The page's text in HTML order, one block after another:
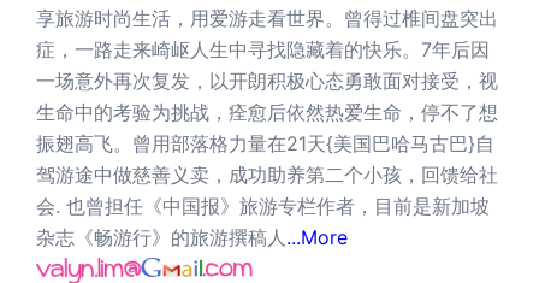
享旅游时尚生活，用爱游走看世界。曾得过椎间盘突出
症，一路走来崎岖人生中寻找隐藏着的快乐。7年后因
一场意外再次复发，以开朗积极心态勇敢面对接受，视
生命中的考验为挑战，痊愈后依然热爱生命，停不了想
振翅高飞。曾用部落格力量在21天{美国巴哈马古巴}自
驾游途中做慈善义卖，成功助养第二个小孩，回馈给社
会. 也曾担任《中国报》旅游专栏作者，目前是新加坡
杂志《畅游行》的旅游撰稿人 ...More